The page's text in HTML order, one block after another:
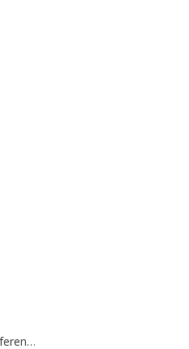
Eje de entrada del conjunto diferencial para Sinotruk HOWO AC16 Nuevos repuestos para camiones AZ9981320436